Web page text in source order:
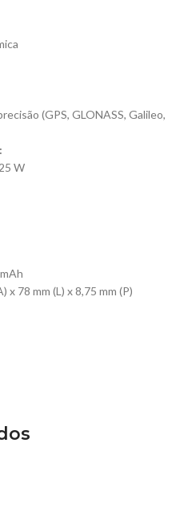
(GPS, GLONASS, Galileo,
W
x 78 mm (L) x 8,75 mm (P)